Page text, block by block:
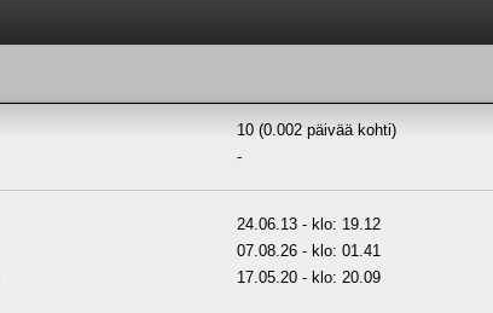
10 (0.002 päivää kohti)
-
24.06.13 - klo: 19.12
07.08.26 - klo: 01.41
17.05.20 - klo: 20.09